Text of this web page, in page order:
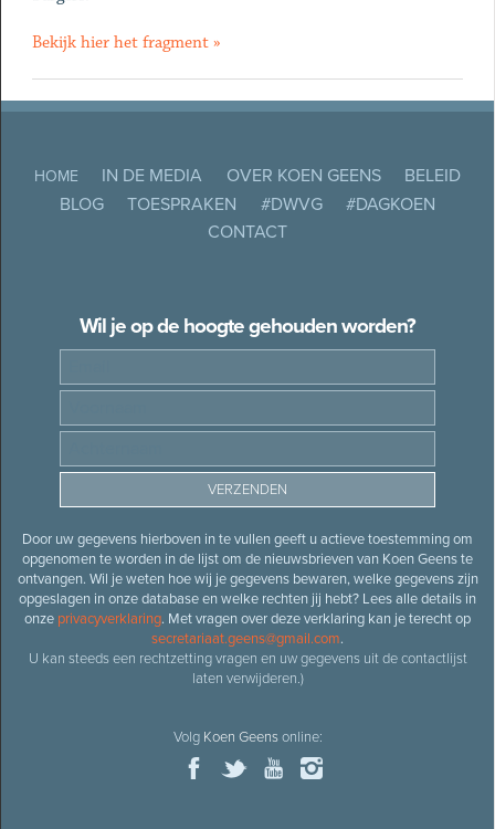
Bekijk hier het fragment »
HOME IN DE MEDIA OVER KOEN GEENS
BELEID
BLOG
TOESPRAKEN #DWVG
#DAGKOEN
CONTACT
Wil je op de hoogte gehouden worden?
Door uw gegevens hierboven in te vullen geeft u actieve toestemming om
opgenomen te worden in de lijst om de nieuwsbrieven van Koen Geens te
ontvangen. Wil je weten hoe wij je gegevens bewaren, welke gegevens zijn
opgeslagen in onze database en welke rechten jij hebt? Lees alle details in
onze privacyverklaring. Met vragen over deze verklaring kan je terecht op
secretariaat.geens@gmail.com.
U kan steeds een rechtzetting vragen en uw gegevens uit de contactlijst
laten verwijderen.)
Volg Koen Geensonline: